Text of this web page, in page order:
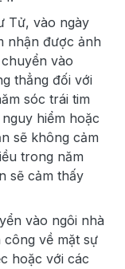
Tử, vào ngày
nhận được ảnh
vào
thẳng đối với
sóc trái tim
hiểm hoặc
sẽ không cảm
trong năm
sẽ cảm thấy
vào ngôi nhà
về mặt sự
hoặc với các